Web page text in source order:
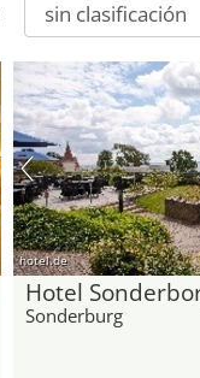
hotel.de
Hotel
Sonderburg